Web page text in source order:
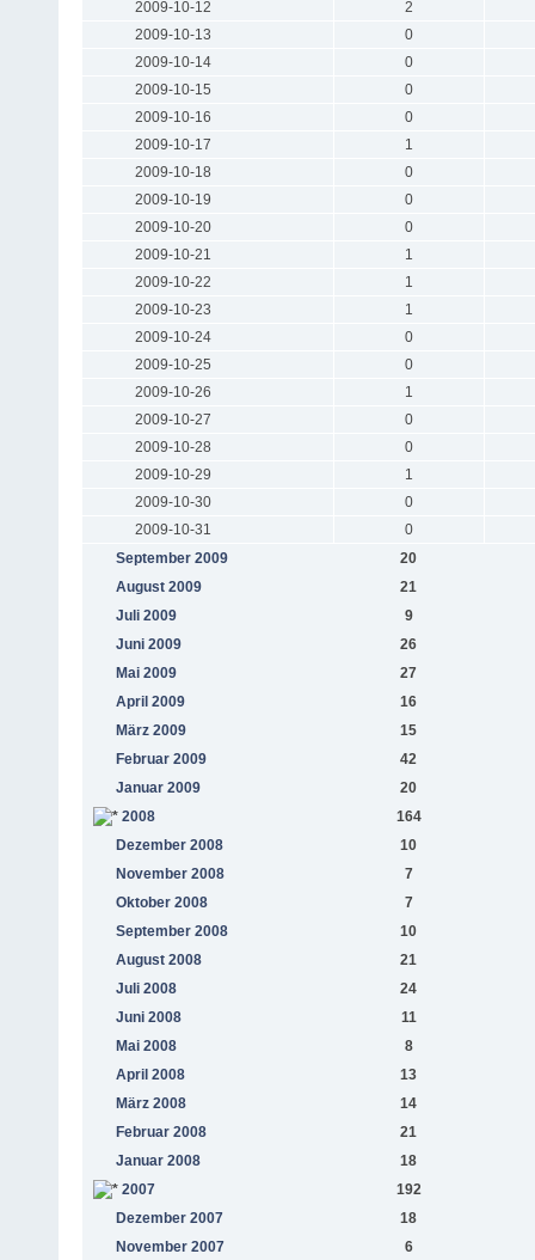
2009-10-12
2
2009-10-13
0
2009-10-14
0
2009-10-15
0
2009-10-16
0
2009-10-17
1
2009-10-18
0
2009-10-19
0
2009-10-20
0
2009-10-21
1
2009-10-22
1
2009-10-23
1
2009-10-24
0
2009-10-25
0
2009-10-26
1
2009-10-27
0
2009-10-28
0
2009-10-29
1
2009-10-30
0
2009-10-31
0
September 2009
20
August 2009
21
Juli 2009
9
Juni 2009
26
Mai 2009
27
April 2009
16
März 2009
15
Februar 2009
42
Januar 2009
20
2008
164
Dezember 2008
10
November 2008
7
Oktober 2008
7
September 2008
10
August 2008
21
Juli 2008
24
Juni 2008
11
Mai 2008
8
April 2008
13
März 2008
14
Februar 2008
21
Januar 2008
18
2007
192
Dezember 2007
18
November 2007
6